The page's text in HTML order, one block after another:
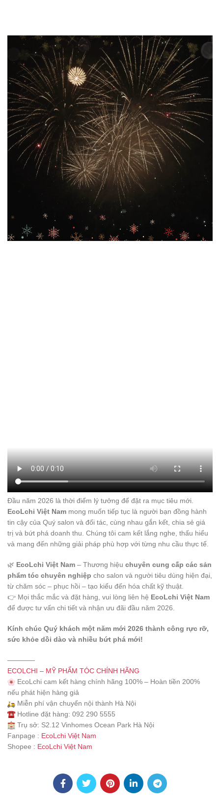
Đầu năm 2026 là thời điểm lý tưởng để đặt ra mục tiêu mới.
EcoLchi Việt Nam mong muốn tiếp tục là người bạn đồng hành
tin cậy của Quý salon và đối tác, cùng nhau gắn kết, chia sẻ giá
trị và bứt phá doanh thu. Chúng tôi cam kết lắng nghe, thấu hiểu
và mang đến những giải pháp phù hợp với từng nhu cầu thực tế.
🌿 EcoLchi Việt Nam – Thương hiệu chuyên cung cấp các sản
phẩm tóc chuyên nghiệp cho salon và người tiêu dùng hiện đại,
từ chăm sóc – phục hồi – tạo kiểu đến hóa chất kỹ thuật.
👉 Mọi thắc mắc và đặt hàng, vui lòng liên hệ EcoLchi Việt Nam
để được tư vấn chi tiết và nhận ưu đãi đầu năm 2026.
Kính chúc Quý khách một năm mới 2026 thành công rực rỡ,
sức khỏe dồi dào và nhiều bứt phá mới!
————
ECOLCHI – MỸ PHẨM TÓC CHÍNH HÃNG
EcoLchi cam kết hàng chính hãng 100% – Hoàn tiền 200%
nếu phát hiện hàng giả
Miễn phí vận chuyển nội thành Hà Nội
Hotline đặt hàng: 092 290 5555
Trụ sở: S2.12 Vinhomes Ocean Park Hà Nội
Fanpage : EcoLchi Việt Nam
Shopee : EcoLchi Việt Nam